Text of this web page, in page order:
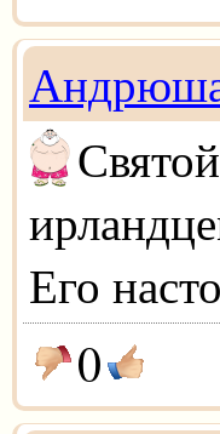
Его
0